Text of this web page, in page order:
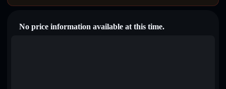
No price information available at this time.